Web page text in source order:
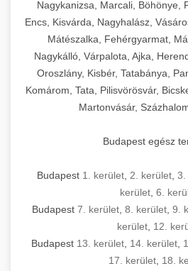
Ipari sütők és
chef-
használatot, miközben
higiéniai
Ipari
választéka - chef-
kereskedelmi hűtőegység és
hőmérsékletet és
rendszerekkel, valamint
technológiával
acél konstrukció és a
karbantartási pontok
élettartamot és az
Ipari mosogatógépek
kereskedelmi mosogatógép és
tisztíthatók, szétszerelhetők
megfelelnek az összes
előírásnak. Különböző
állnak rendelkezésre
kivitelben, az egyedi
feldolgozandó
Biztonságos kezelést
számára.
Sajtreszelő gépek
chef-
kereskedelmi sajtreszelő
berendezést magában
egy modern,
kereskedelmi konyha
és működtetéséhez.
főzőberendezésektől
grillsütők, frittőzök)
feldolgozógépeken
kiegészítő eszközökig
megtalál. Szakértő
megfelelő berendezések
konyha optimális
megtervezésében,
üzembe helyezés
Nagykanizsa, Marcali, Böhönye,
Encs, Kisvárda, Nagyhalász,
Mátészalka, Fehérgyarmat,
Nagykálló, Várpalota, Ajka,
Oroszlány, Kisbér, Tatabánya,
Komárom, Tata, Pilisvörösvár,
Martonvásár,
Budapest egész
Budapest 1. kerület 2. kerület 3.
kerület 6.
Budapest 7. kerület, 8. kerület, 9.
kerület 12.
Budapest 13. kerület 14. kerület
17. kerület 18.